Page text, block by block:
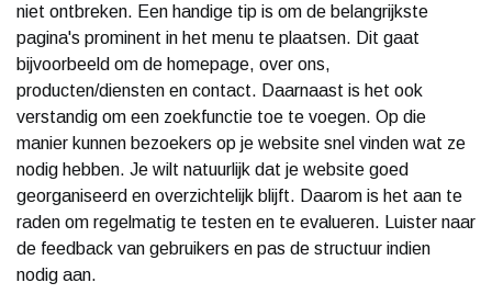
niet ontbreken. Een handige tip is om de belangrijkste
pagina's prominent in het menu te plaatsen. Dit gaat
bijvoorbeeld om de homepage, over ons,
producten/diensten en contact. Daarnaast is het ook
verstandig om een zoekfunctie toe te voegen. Op die
manier kunnen bezoekers op je website snel vinden wat ze
nodig hebben. Je wilt natuurlijk dat je website goed
georganiseerd en overzichtelijk blijft. Daarom is het aan te
raden om regelmatig te testen en te evalueren. Luister naar
de feedback van gebruikers en pas de structuur indien
nodig aan.